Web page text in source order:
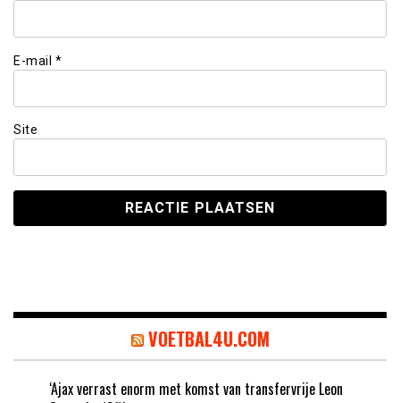
E-mail *
Site
VOETBAL4U.COM
‘Ajax verrast enorm met komst van transfervrije Leon